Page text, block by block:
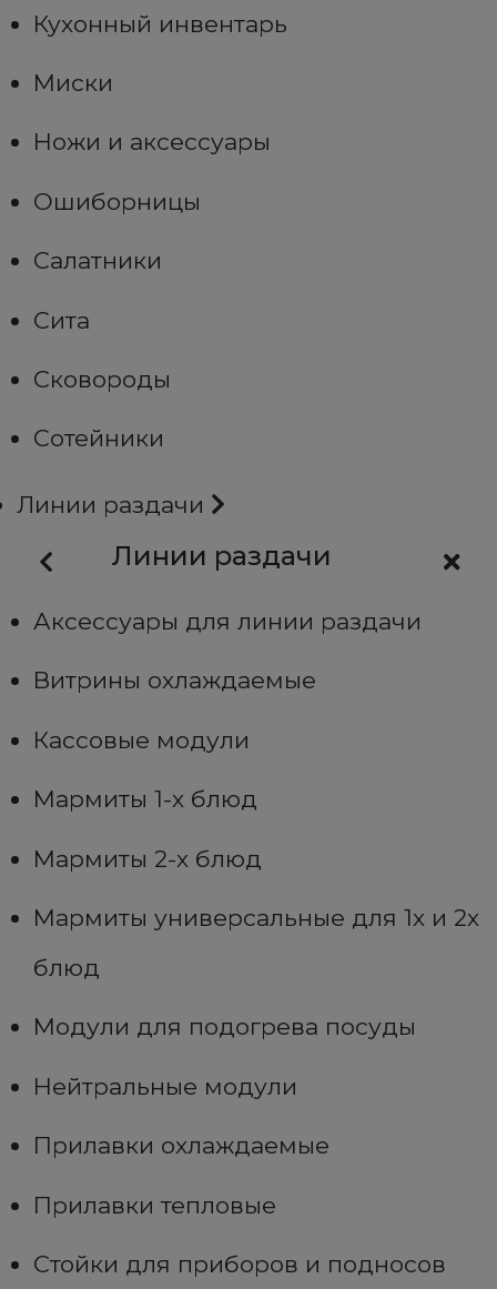
Кухонный инвентарь
Миски
Ножи и аксессуары
Ошиборницы
Салатники
Сита
Сковороды
Сотейники
Линии раздачи
Линии раздачи
Аксессуары для линии раздачи
Витрины охлаждаемые
Кассовые модули
Мармиты 1-х блюд
Мармиты 2-х блюд
Мармиты универсальные для 1х и 2х
блюд
Модули для подогрева посуды
Нейтральные модули
Прилавки охлаждаемые
Прилавки тепловые
Стойки для приборов и подносов